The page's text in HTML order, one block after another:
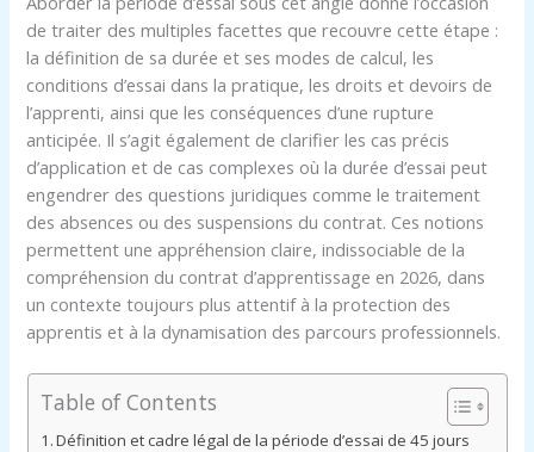
de traiter des multiples facettes que recouvre cette étape :
la définition de sa durée et ses modes de calcul, les
conditions d’essai dans la pratique, les droits et devoirs de
l’apprenti, ainsi que les conséquences d’une rupture
anticipée. Il s’agit également de clarifier les cas précis
d’application et de cas complexes où la durée d’essai peut
engendrer des questions juridiques comme le traitement
des absences ou des suspensions du contrat. Ces notions
permettent une appréhension claire, indissociable de la
compréhension du contrat d’apprentissage en 2026, dans
un contexte toujours plus attentif à la protection des
apprentis et à la dynamisation des parcours professionnels.
Table of Contents
Définition et cadre légal de la période d’essai de 45 jours